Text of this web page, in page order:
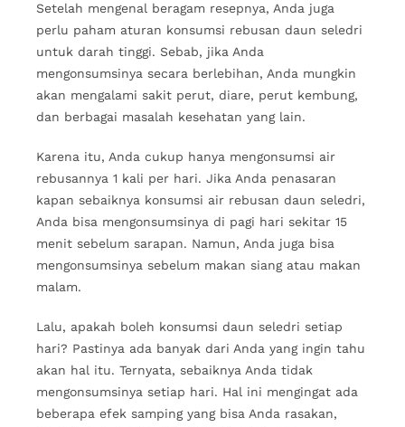
Setelah mengenal beragam resepnya, Anda juga
perlu paham aturan konsumsi rebusan daun seledri
untuk darah tinggi. Sebab, jika Anda
mengonsumsinya secara berlebihan, Anda mungkin
akan mengalami sakit perut, diare, perut kembung,
dan berbagai masalah kesehatan yang lain.
Karena itu, Anda cukup hanya mengonsumsi air
rebusannya 1 kali per hari. Jika Anda penasaran
kapan sebaiknya konsumsi air rebusan daun seledri,
Anda bisa mengonsumsinya di pagi hari sekitar 15
menit sebelum sarapan. Namun, Anda juga bisa
mengonsumsinya sebelum makan siang atau makan
malam.
Lalu, apakah boleh konsumsi daun seledri setiap
hari? Pastinya ada banyak dari Anda yang ingin tahu
akan hal itu. Ternyata, sebaiknya Anda tidak
mengonsumsinya setiap hari. Hal ini mengingat ada
beberapa efek samping yang bisa Anda rasakan,